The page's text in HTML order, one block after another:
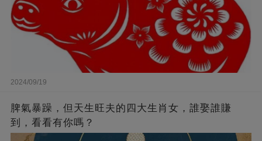
2024/09/19
脾氣暴躁，但天生旺夫的四大生肖女，誰娶誰賺
到，看看有你嗎？